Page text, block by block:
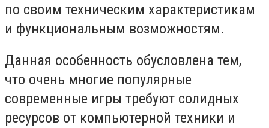
по своим техническим характеристикам
и функциональным возможностям.
Данная особенность обусловлена тем,
что очень многие популярные
современные игры требуют солидных
ресурсов от компьютерной техники и